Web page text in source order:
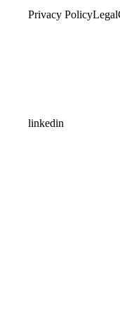
Privacy PolicyLegal
linkedin